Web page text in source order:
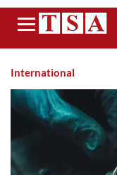
Menu
International